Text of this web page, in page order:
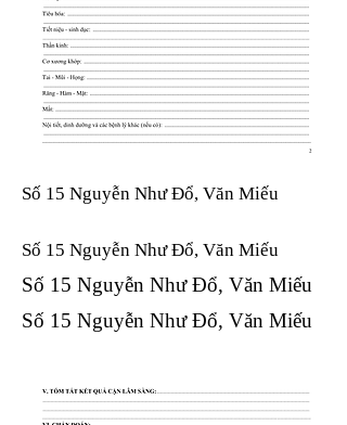
Số 15 Nguyễn Như Đổ, Văn Miếu
Số 15 Nguyễn Như Đổ, Văn Miếu​​​​
Số 15 Nguyễn Như Đổ, Văn Miếu​​​​
Số 15 Nguyễn Như Đổ, Văn Miếu​​​​